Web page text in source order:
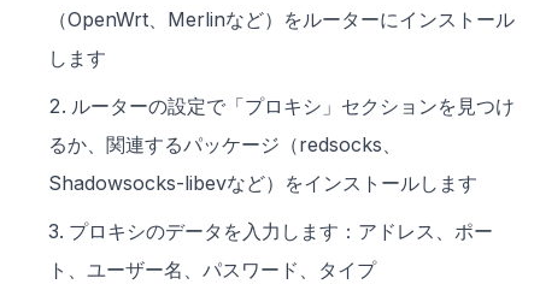
（OpenWrt、Merlinなど）をルーターにインストール
します
ルーターの設定で「プロキシ」セクションを見つけ
るか、関連するパッケージ（redsocks、
Shadowsocks-libevなど）をインストールします
プロキシのデータを入力します：アドレス、ポー
ト、ユーザー名、パスワード、タイプ